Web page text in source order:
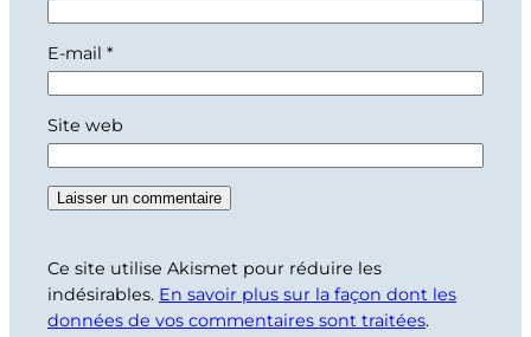
E-mail *
Site web
Ce site utilise Akismet pour réduire les
indésirables. En savoir plus sur la façon dont les
données de vos commentaires sont traitées.